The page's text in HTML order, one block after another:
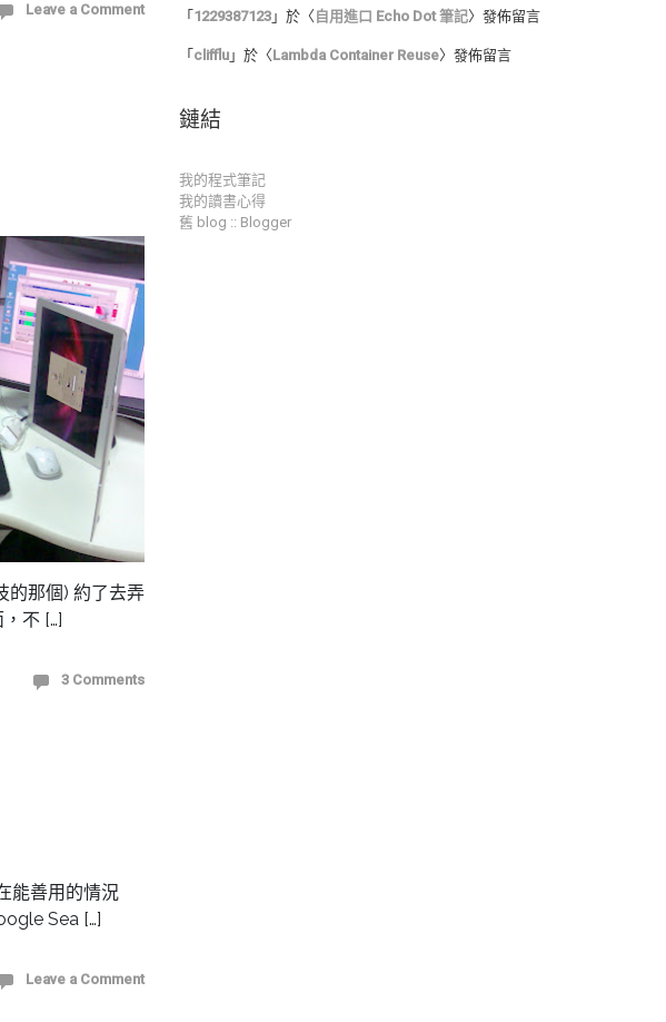
Leave a Comment
的那個) 約了去弄
不 […]
3 Comments
能善用的情況
Sea […]
Leave a Comment
「 1229387123 」於〈 自用進口 Echo Dot 筆記〉發佈留言
「 clifflu 」於〈Lambda Container Reuse〉發佈留言
鏈結
我的程式筆記
我的讀書心得
舊 blog :: Blogger